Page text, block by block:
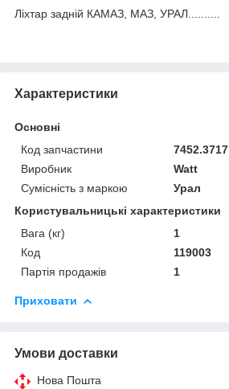
Ліхтар задній КАМАЗ, МАЗ, УРАЛ..........
Характеристики
Основні
Код запчастини
7452.3717
Виробник
Watt
Сумісність з маркою
Урал
Користувальницькі характеристики
Вага (кг)
1
Код
119003
Партія продажів
1
Приховати
Умови доставки
Нова Пошта